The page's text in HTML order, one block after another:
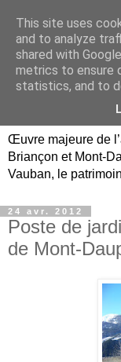
Vauban
Œuvre majeure de
Briançon et Mont-
Vauban, le
24 avr. 2012
Poste de
de Mont-
This site uses
and to analyze
shared with
metrics to ensure
statistics, and to